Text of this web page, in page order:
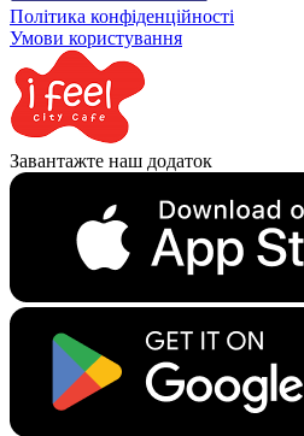
Політика конфіденційності
Умови користування
Завантажте наш додаток